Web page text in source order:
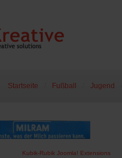
Startseite Fußball Jugend
Kubik-Rubik Joomla! Extensions